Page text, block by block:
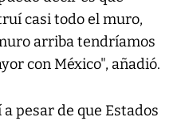
casi todo el muro,
arriba tendríamos
con México", añadió.
pesar de que Estados